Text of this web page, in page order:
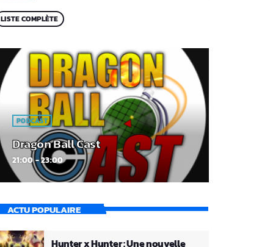
LISTE COMPLÈTE
PODCAST
Dragon Ball Cast
21:00 - 23:00
ACTU POPULAIRE
Hunter x Hunter : Une nouvelle